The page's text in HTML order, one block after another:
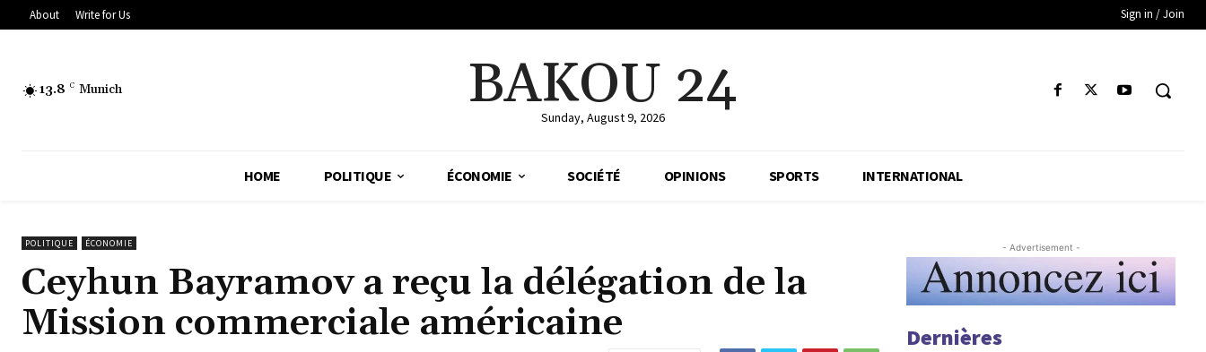
About Write for Us Sign in / Join
13.8 C Munich BAKOU 24
Sunday, August 9, 2026
HOME POLITIQUE ÉCONOMIE SOCIÉTÉ OPINIONS SPORTS INTERNATIONAL
POLITIQUE ÉCONOMIE
Ceyhun Bayramov a reçu la délégation de la
Mission commerciale américaine
- Advertisement -
Dernières